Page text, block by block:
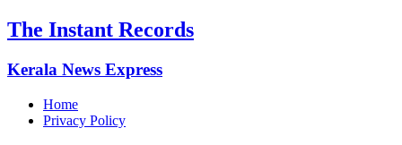
The Instant Records
Kerala News Express
Home
Privacy Policy